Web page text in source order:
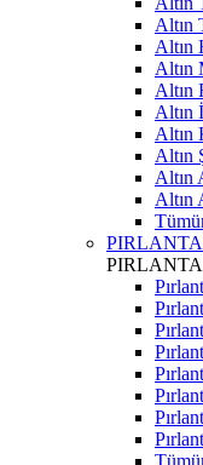
Altın
Altın
Altın
Altın
Altın
Altın
Altın
Altın
Altın